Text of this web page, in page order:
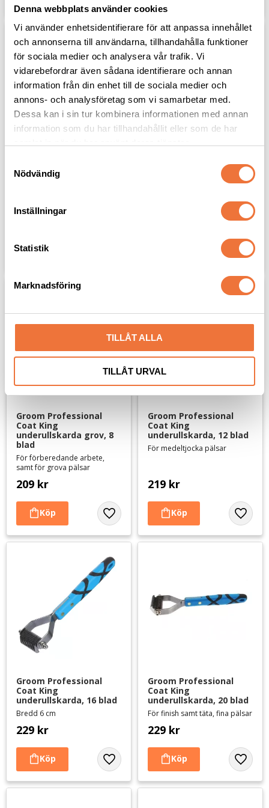
Denna webbplats använder cookies
Vi använder enhetsidentifierare för att anpassa innehållet
och annonserna till användarna, tillhandahålla funktioner
för sociala medier och analysera vår trafik. Vi
vidarebefordrar även sådana identifierare och annan
information från din enhet till de sociala medier och
annons- och analysföretag som vi samarbetar med.
Dessa kan i sin tur kombinera informationen med annan
information som du har tillhandahållit eller som de har
Nödvändig
Inställningar
Statistik
Marknadsföring
TILLÅT ALLA
TILLÅT URVAL
Cling karda - bredd 9
cm
129kr
underullskarda extra
Lägg
Groom Professional
Coat King
underullskarda grov, 8
blad
För förberedande arbete,
samt för grova pälsar
209 kr
Lägg till i favoriter
Groom Professional
Coat King
underullskarda, 12 blad
För medeltjocka pälsar
219 kr
Lägg
Groom Professional
Coat King
underullskarda, 16 blad
Bredd 6 cm
229 kr
Lägg till i favoriter
Groom Professional
Coat King
underullskarda, 20 blad
För finish samt täta, fina pälsar
229 kr
Lägg